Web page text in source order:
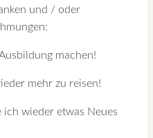
und / oder
machen!
mehr zu reisen!
ich wieder etwas Neues